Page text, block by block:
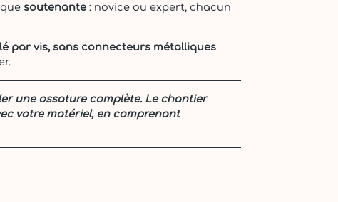
soutenante : novice ou expert, chacun
par vis, sans connecteurs métalliques
une ossature complète. Le chantier
votre matériel, en comprenant